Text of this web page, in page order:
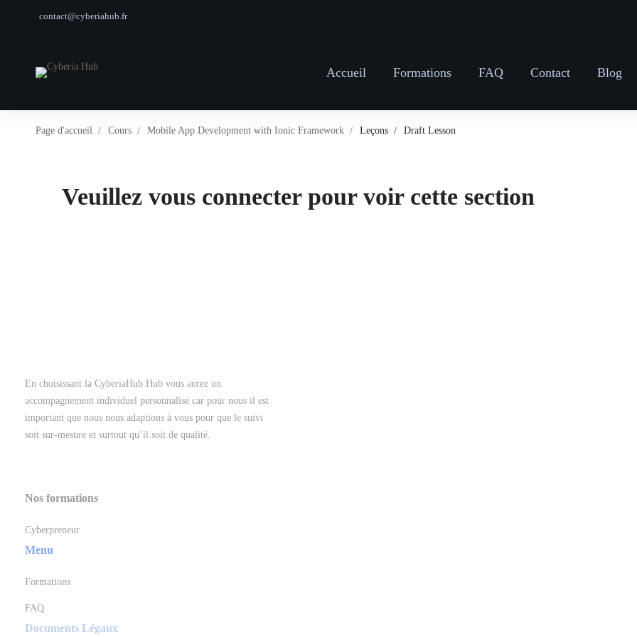
contact@cyberiahub.fr
Accueil Formations FAQ Contact Blog
Page d'accueil Cours Mobile App Development with Ionic Framework Leçons Draft Lesson
Veuillez vous connecter pour voir cette section
En choisissant la CyberiaHub Hub vous aurez un
accompagnement individuel personnalisé car pour nous il est
important que nous nous adaptions à vous pour que le suivi
soit sur-mesure et surtout qu’il soit de qualité.
Nos formations
Cyberpreneur
Menu
Formations
FAQ
Documents Légaux